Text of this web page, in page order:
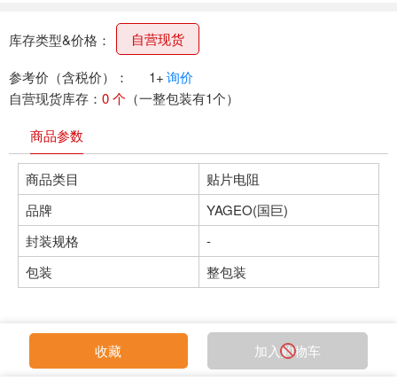
库存类型&价格： 自营现货
参考价（含税价）： 1+询价
自营现货库存： 0 个 （一整包装有1个）
商品参数
商品类目
贴片电阻
品牌
YAGEO(国巨)
封装规格
-
包装
整包装
收藏 加入购物车